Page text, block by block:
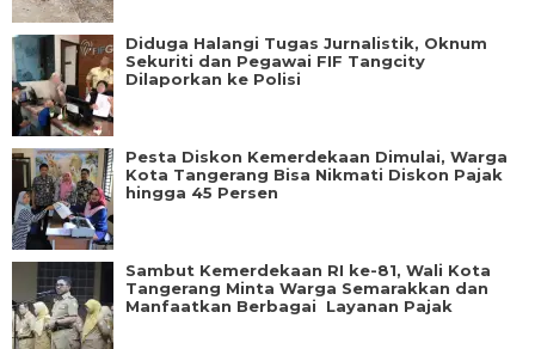
Diduga Halangi Tugas Jurnalistik, Oknum
Sekuriti dan Pegawai FIF Tangcity
Dilaporkan ke Polisi
Pesta Diskon Kemerdekaan Dimulai, Warga
Kota Tangerang Bisa Nikmati Diskon Pajak
hingga 45 Persen
Sambut Kemerdekaan RI ke-81, Wali Kota
Tangerang Minta Warga Semarakkan dan
Manfaatkan Berbagai Layanan Pajak